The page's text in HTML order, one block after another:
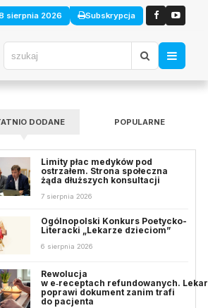
sierpnia 2026 Subskrypcja
DODANE POPULARNE
Limity płac medyków pod
ostrzałem. Strona społeczna
żąda dłuższych konsultacji
7 sierpnia 2026
Ogólnopolski Konkurs Poetycko-
Literacki „Lekarze dzieciom”
6 sierpnia 2026
Rewolucja
w e‑receptach refundowanych.
poprawi dokument zanim trafi
do pacjenta